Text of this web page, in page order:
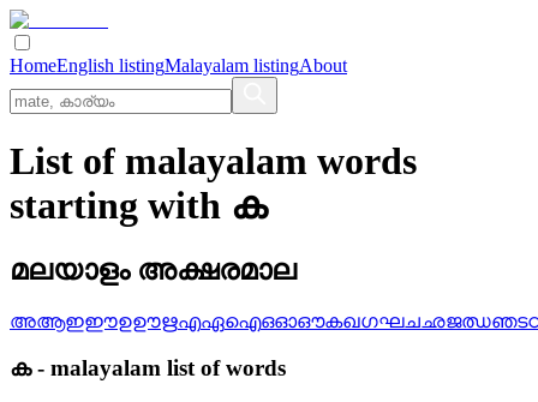
HomeEnglish listingMalayalam listingAbout
List of malayalam words
starting with ക
മലയാളം അക്ഷരമാല
അആഇഈഉഊഋഎഏഐഒഓഔകഖഗഘചഛജഝഞട
ക- malayalam list of words